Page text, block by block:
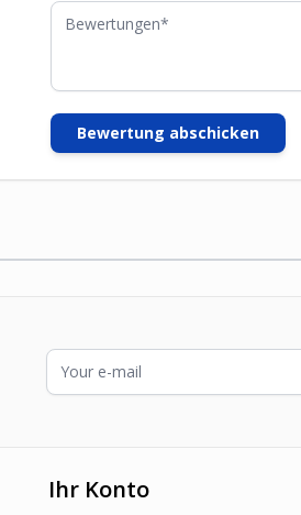
Bewertungen
Bewertung abschicken
E-Mailadresse
Ihr Konto